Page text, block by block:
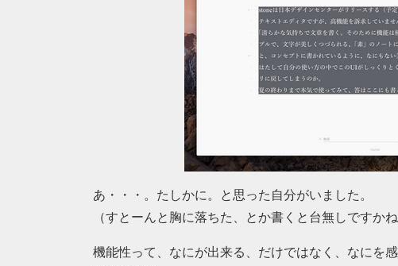
あ・・・。たしかに。と思った自分がいました。
（すとーんと胸に落ちた、とか書くと台無しですかね
機能性って、なにが出来る、だけではなく、なにを